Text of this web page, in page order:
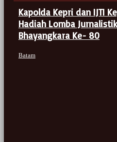
Kapolda Kepri dan IJTI
Hadiah Lomba
Bhayangkara Ke- 80
Batam